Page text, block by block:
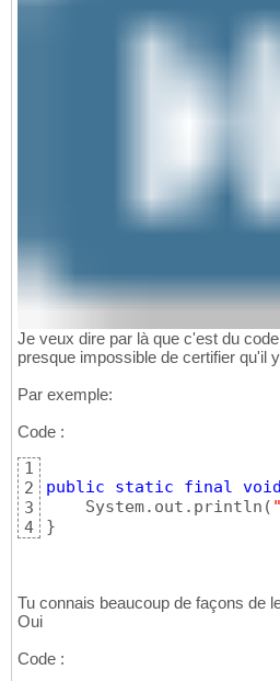
Je veux dire par là que c'est du
presque impossible de certifier qu'il
Par exemple:
Code :
1
2
3
4
public static final void
    System.out.println
(
}
Tu connais beaucoup de façons de
Oui
Code :